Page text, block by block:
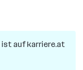
ist auf karriere.at